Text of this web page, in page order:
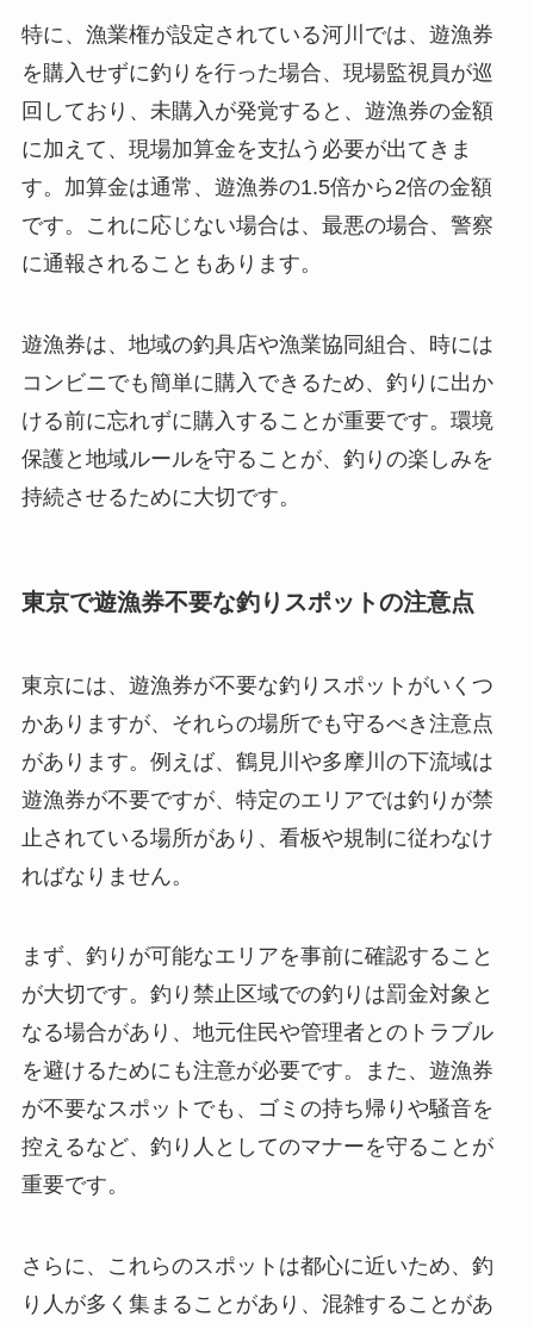
特に、漁業権が設定されている河川では、遊漁券
を購入せずに釣りを行った場合、現場監視員が巡
回しており、未購入が発覚すると、遊漁券の金額
に加えて、現場加算金を支払う必要が出てきま
す。加算金は通常、遊漁券の1.5倍から2倍の金額
です。これに応じない場合は、最悪の場合、警察
に通報されることもあります。
遊漁券は、地域の釣具店や漁業協同組合、時には
コンビニでも簡単に購入できるため、釣りに出か
ける前に忘れずに購入することが重要です。環境
保護と地域ルールを守ることが、釣りの楽しみを
持続させるために大切です。
東京で遊漁券不要な釣りスポットの注意点
東京には、遊漁券が不要な釣りスポットがいくつ
かありますが、それらの場所でも守るべき注意点
があります。例えば、鶴見川や多摩川の下流域は
遊漁券が不要ですが、特定のエリアでは釣りが禁
止されている場所があり、看板や規制に従わなけ
ればなりません。
まず、釣りが可能なエリアを事前に確認すること
が大切です。釣り禁止区域での釣りは罰金対象と
なる場合があり、地元住民や管理者とのトラブル
を避けるためにも注意が必要です。また、遊漁券
が不要なスポットでも、ゴミの持ち帰りや騒音を
控えるなど、釣り人としてのマナーを守ることが
重要です。
さらに、これらのスポットは都心に近いため、釣
り人が多く集まることがあり、混雑することがあ